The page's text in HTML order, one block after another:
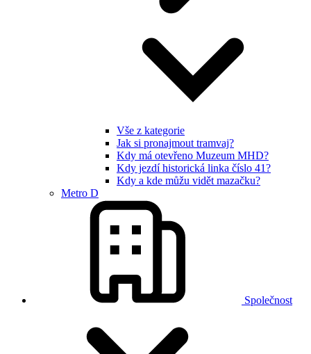
Vše z kategorie
Jak si pronajmout tramvaj?
Kdy má otevřeno Muzeum MHD?
Kdy jezdí historická linka číslo 41?
Kdy a kde můžu vidět mazačku?
Metro D
Společnost